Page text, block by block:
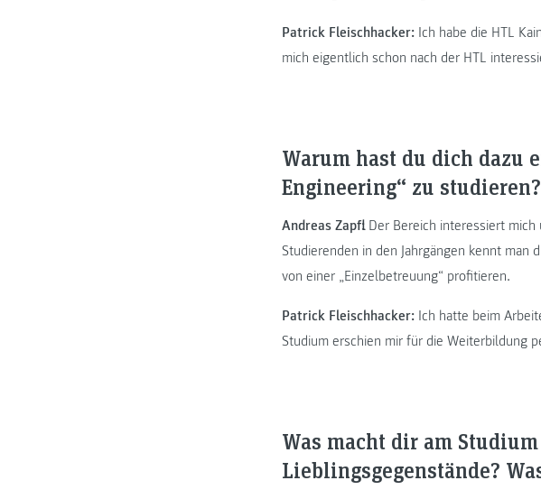
Patrick Fleischhacker: Ich habe die HTL
mich eigentlich schon nach der HTL
Warum hast du dich dazu
Engineering“ zu studieren?
Andreas Zapfl:Der Bereich interessiert mich
Studierenden in den Jahrgängen kennt man
von einer „Einzelbetreuung“ profitieren.
Patrick Fleischhacker: Ich hatte beim
Studium erschien mir für die Weiterbildung
Was macht dir am
Lieblingsgegenstände?